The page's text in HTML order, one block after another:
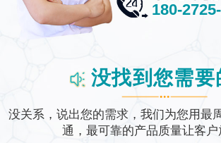
180-
没找到您需要
没关系，说出您的需求，我们为您用最
通， 最可靠的产品质量让客户